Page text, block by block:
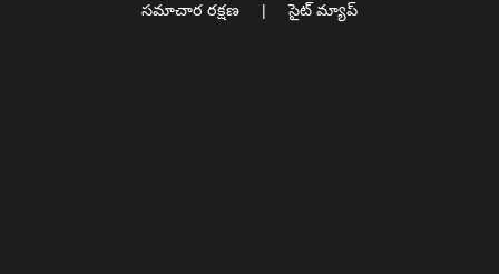
సమాచార రక్షణ | సైట్ మ్యాప్